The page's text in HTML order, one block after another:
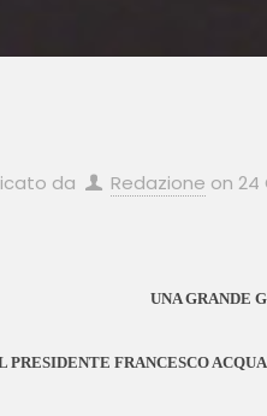
da Redazione on 24
UNA GRANDE
PRESIDENTE FRANCESCO